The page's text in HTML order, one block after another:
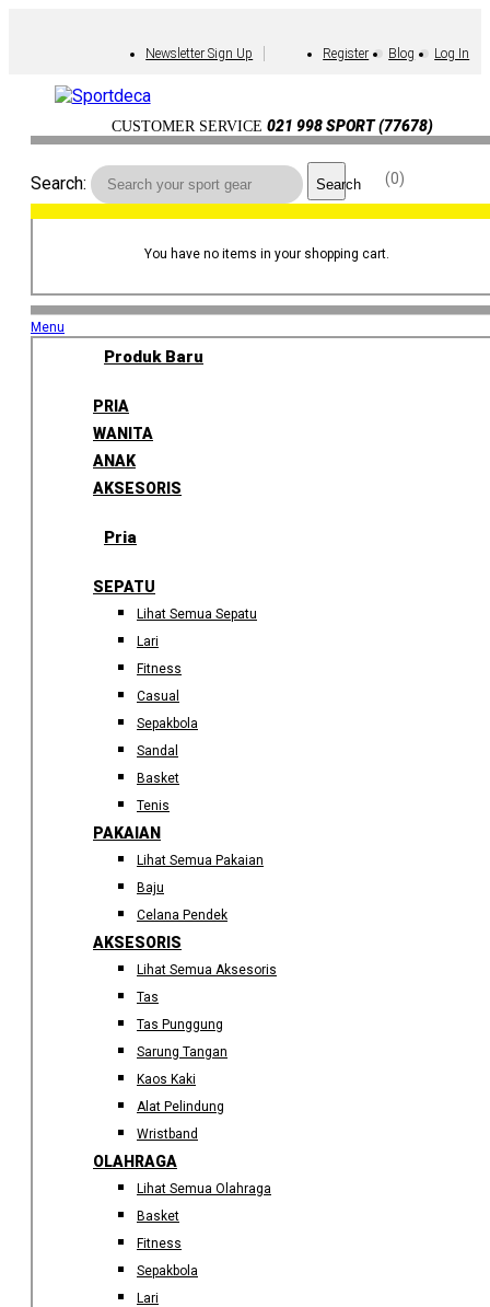
Newsletter Sign Up Register Blog Log In
CUSTOMER SERVICE 021 998 SPORT (77678)
0
Search: Search
You have no items in your shopping cart.
Menu
Produk Baru
PRIA
WANITA
ANAK
AKSESORIS
Pria
SEPATU
Lihat Semua Sepatu
Lari
Fitness
Casual
Sepakbola
Sandal
Basket
Tenis
PAKAIAN
Lihat Semua Pakaian
Baju
Celana Pendek
AKSESORIS
Lihat Semua Aksesoris
Tas
Tas Punggung
Sarung Tangan
Kaos Kaki
Alat Pelindung
Wristband
OLAHRAGA
Lihat Semua Olahraga
Basket
Fitness
Sepakbola
Lari